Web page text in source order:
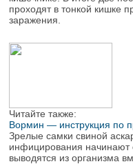
проходят в тонкой кишке
заражения.
Читайте также:
Вормин — инструкция по
Зрелые самки свиной
инфицирования начинают
выводятся из организма